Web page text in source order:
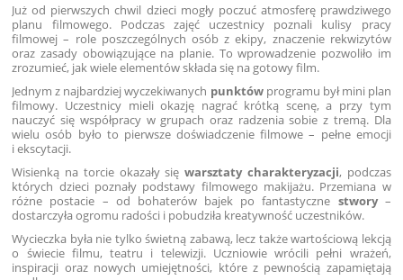
Już od pierwszych chwil dzieci mogły poczuć atmosferę prawdziwego
planu filmowego. Podczas zajęć uczestnicy poznali kulisy pracy
filmowej – role poszczególnych osób z ekipy, znaczenie rekwizytów
oraz zasady obowiązujące na planie. To wprowadzenie pozwoliło im
zrozumieć, jak wiele elementów składa się na gotowy film.
Jednym z najbardziej wyczekiwanych punktówprogramu był mini plan
filmowy. Uczestnicy mieli okazję nagrać krótką scenę, a przy tym
nauczyć się współpracy w grupach oraz radzenia sobie z tremą. Dla
wielu osób było to pierwsze doświadczenie filmowe – pełne emocji
i ekscytacji.
Wisienką na torcie okazały sięwarsztaty charakteryzacji, podczas
których dzieci poznały podstawy filmowego makijażu. Przemiana w
różne postacie – od bohaterów bajek po fantastyczne stwory–
dostarczyła ogromu radości i pobudziła kreatywność uczestników.
Wycieczka była nie tylko świetną zabawą, lecz także wartościową lekcją
o świecie filmu, teatru i telewizji. Uczniowie wrócili pełni wrażeń,
inspiracji oraz nowych umiejętności, które z pewnością zapamiętają